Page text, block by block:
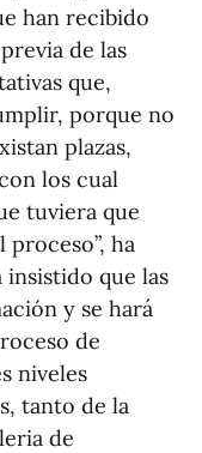
han recibido
de las
que,
porque no
plazas,
los cual
tuviera que
ha
insistido que las
y se hará
de
niveles
tanto de la
de